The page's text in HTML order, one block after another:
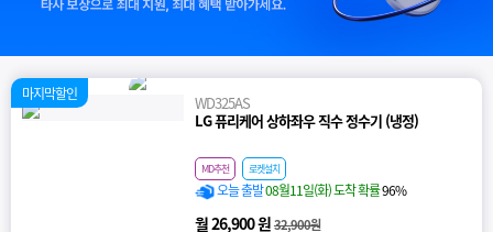
마지막할인
WD325AS
LG 퓨리케어 상하좌우 직수 정수기 (냉정)
MD추천 로켓설치
오늘 출발08월11일(화) 도착 확률96%
월 26,900 원32,900원